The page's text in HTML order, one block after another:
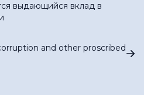
выдающийся вклад в
and other proscribed